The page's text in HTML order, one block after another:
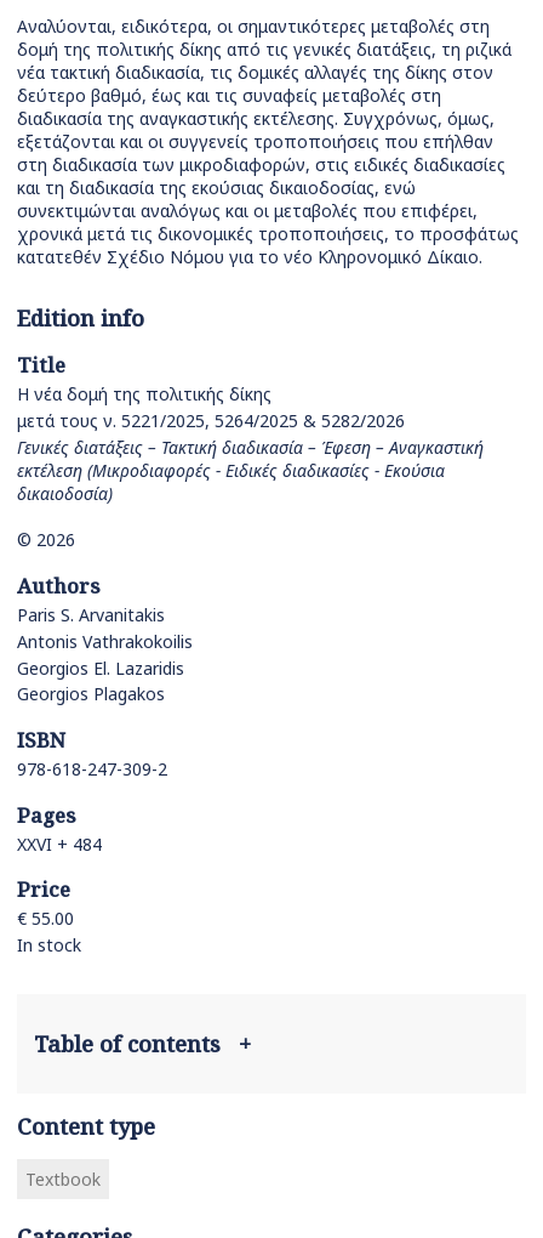
Αναλύονται, ειδικότερα, οι σημαντικότερες μεταβολές στη
δομή της πολιτικής δίκης από τις γενικές διατάξεις, τη ριζικά
νέα τακτική διαδικασία, τις δομικές αλλαγές της δίκης στον
δεύτερο βαθμό, έως και τις συναφείς μεταβολές στη
διαδικασία της αναγκαστικής εκτέλεσης. Συγχρόνως, όμως,
εξετάζονται και οι συγγενείς τροποποιήσεις που επήλθαν
στη διαδικασία των μικροδιαφορών, στις ειδικές διαδικασίες
και τη διαδικασία της εκούσιας δικαιοδοσίας, ενώ
συνεκτιμώνται αναλόγως και οι μεταβολές που επιφέρει,
χρονικά μετά τις δικονομικές τροποποιήσεις, το προσφάτως
κατατεθέν Σχέδιο Νόμου για το νέο Κληρονομικό Δίκαιο.
Edition info
Title
Η νέα δομή της πολιτικής δίκης
μετά τους ν. 5221/2025, 5264/2025 & 5282/2026
Γενικές διατάξεις – Τακτική διαδικασία – Έφεση – Αναγκαστική
εκτέλεση (Μικροδιαφορές - Ειδικές διαδικασίες - Εκούσια
δικαιοδοσία)
© 2026
Authors
Paris S. Arvanitakis
Antonis Vathrakokoilis
Georgios El. Lazaridis
Georgios Plagakos
ISBN
978-618-247-309-2
Pages
XXVI + 484
Price
€ 55.00
In stock
Table of contents +
Content type
Textbook